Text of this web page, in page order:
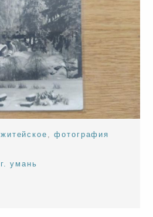
житейское ,фотография
г. умань